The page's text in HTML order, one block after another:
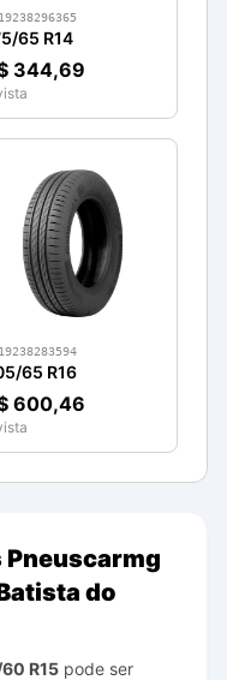
65 R14
344,69
65 R16
600,46
do
R15 pode ser